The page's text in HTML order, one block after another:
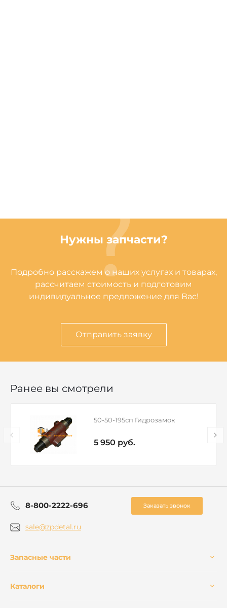
Нужны запчасти?
Подробно расскажем о наших услугах и товарах,
рассчитаем стоимость и подготовим
индивидуальное предложение для Вас!
Отправить заявку
Ранее вы смотрели
50-50-195сп Гидрозамок
5 950 руб.
8-800-2222-696 Заказать звонок
sale@zpdetal.ru
Запасные части
Каталоги